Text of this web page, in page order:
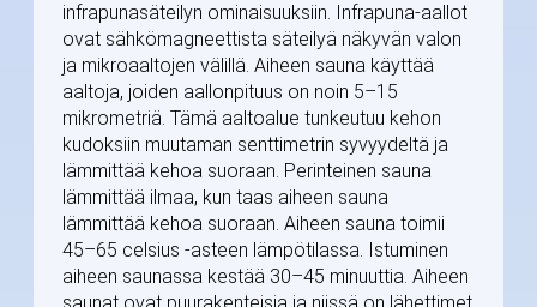
infrapunasäteilyn ominaisuuksiin. Infrapuna-aallot
ovat sähkömagneettista säteilyä näkyvän valon
ja mikroaaltojen välillä. Aiheen sauna käyttää
aaltoja, joiden aallonpituus on noin 5–15
mikrometriä. Tämä aaltoalue tunkeutuu kehon
kudoksiin muutaman senttimetrin syvyydeltä ja
lämmittää kehoa suoraan. Perinteinen sauna
lämmittää ilmaa, kun taas aiheen sauna
lämmittää kehoa suoraan. Aiheen sauna toimii
45–65 celsius -asteen lämpötilassa. Istuminen
aiheen saunassa kestää 30–45 minuuttia. Aiheen